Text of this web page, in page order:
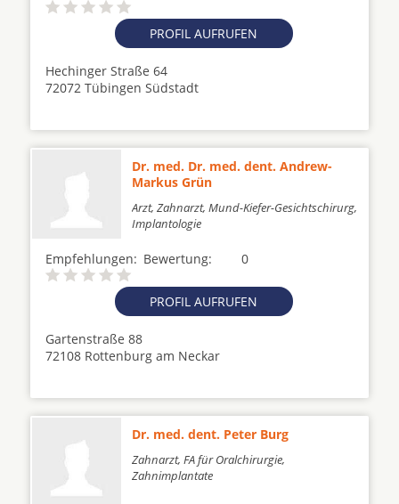
PROFIL AUFRUFEN
Hechinger Straße 64
72072 Tübingen Südstadt
Dr. med. Dr. med. dent. Andrew-
Markus Grün
Arzt, Zahnarzt, Mund-Kiefer-Gesichtschirurg,
Implantologie
Empfehlungen: 0
Bewertung:
PROFIL AUFRUFEN
Gartenstraße 88
72108 Rottenburg am Neckar
Dr. med. dent. Peter Burg
Zahnarzt, FA für Oralchirurgie,
Zahnimplantate